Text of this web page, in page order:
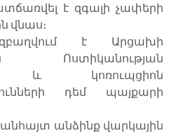
է զգալի չափերի
վնաս։
է Արցախի
Ոստիկանության
և կոռուպցիոն
դեմ պայքարի
անձինք վարկային